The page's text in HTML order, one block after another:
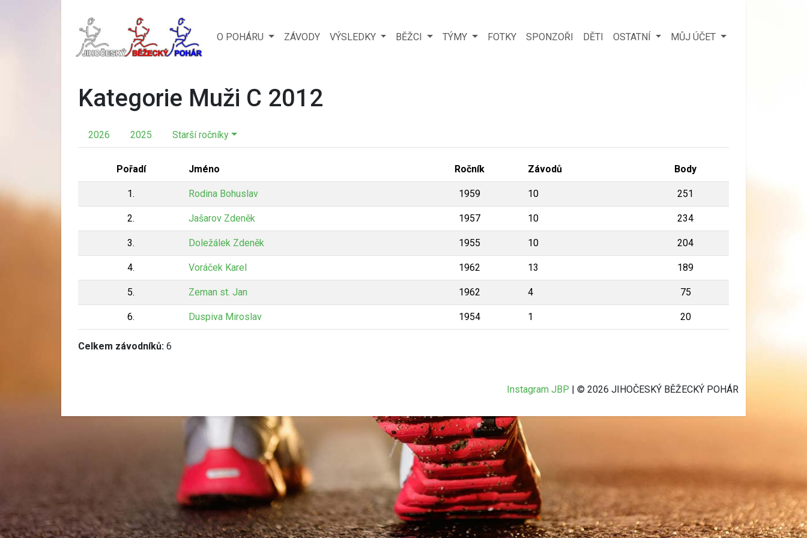
O POHÁRU ZÁVODY VÝSLEDKY BĚŽCI TÝMY FOTKY SPONZOŘI DĚTI OSTATNÍ MŮJ ÚČET
Kategorie Muži C 2012
2026 2025 Starší ročníky
Pořadí Jméno Ročník Závodů Body
1. Rodina Bohuslav 1959 10 251
2. Jašarov Zdeněk 1957 10 234
3. Doležálek Zdeněk 1955 10 204
4. Voráček Karel 1962 13 189
5. Zeman st. Jan 1962 4 75
6. Duspiva Miroslav 1954 1 20
Celkem závodníků: 6
Instagram JBP | © 2026 JIHOČESKÝ BĚŽECKÝ POHÁR